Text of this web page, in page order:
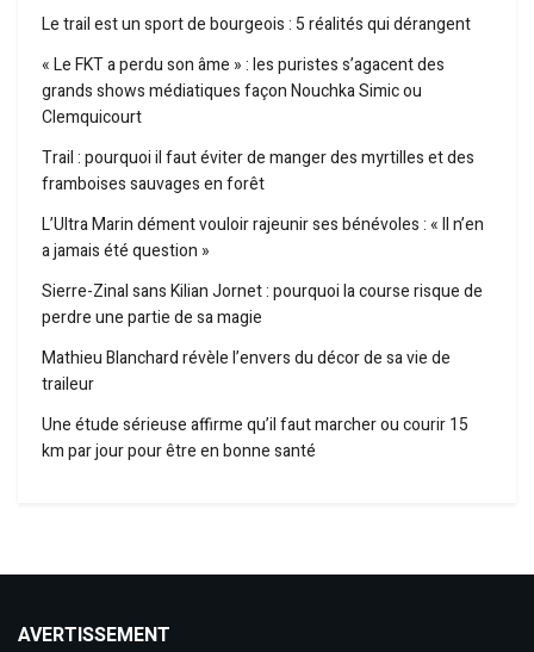
Le trail est un sport de bourgeois : 5 réalités qui dérangent
« Le FKT a perdu son âme » : les puristes s’agacent des
grands shows médiatiques façon Nouchka Simic ou
Clemquicourt
Trail : pourquoi il faut éviter de manger des myrtilles et des
framboises sauvages en forêt
L’Ultra Marin dément vouloir rajeunir ses bénévoles : « Il n’en
a jamais été question »
Sierre-Zinal sans Kilian Jornet : pourquoi la course risque de
perdre une partie de sa magie
Mathieu Blanchard révèle l’envers du décor de sa vie de
traileur
Une étude sérieuse affirme qu’il faut marcher ou courir 15
km par jour pour être en bonne santé
AVERTISSEMENT